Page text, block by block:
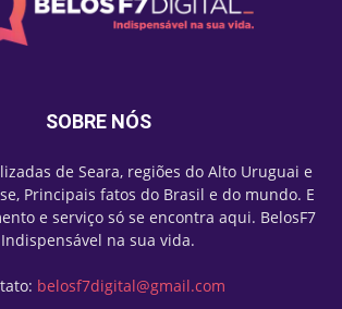
SOBRE NÓS
de Seara, regiões do Alto Uruguai e
Principais fatos do Brasil e do mundo. E
e serviço só se encontra aqui. BelosF7
Indispensável na sua vida.
belosf7digital@gmail.com